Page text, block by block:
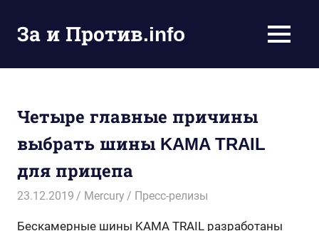
перейти
За и Против.info MENU
Четыре главные причины
выбрать шины KAMA TRAIL
для прицепа
23.12.2019 Mercury Пресс-релизы
Бескамерные шины KAMA TRAIL разработаны